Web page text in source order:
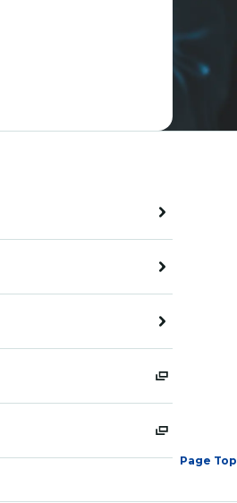
Page Top